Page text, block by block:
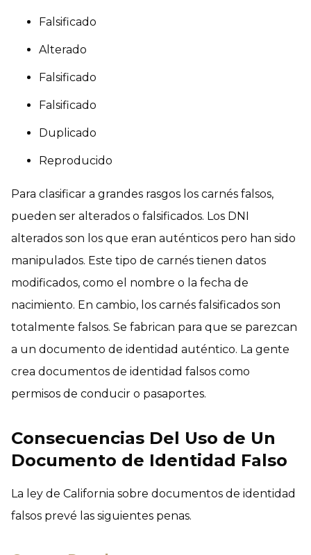
Falsificado
Alterado
Falsificado
Falsificado
Duplicado
Reproducido
Para clasificar a grandes rasgos los carnés falsos,
pueden ser alterados o falsificados. Los DNI
alterados son los que eran auténticos pero han sido
manipulados. Este tipo de carnés tienen datos
modificados, como el nombre o la fecha de
nacimiento. En cambio, los carnés falsificados son
totalmente falsos. Se fabrican para que se parezcan
a un documento de identidad auténtico. La gente
crea documentos de identidad falsos como
permisos de conducir o pasaportes.
Consecuencias Del Uso de Un
Documento de Identidad Falso
La ley de California sobre documentos de identidad
falsos prevé las siguientes penas.